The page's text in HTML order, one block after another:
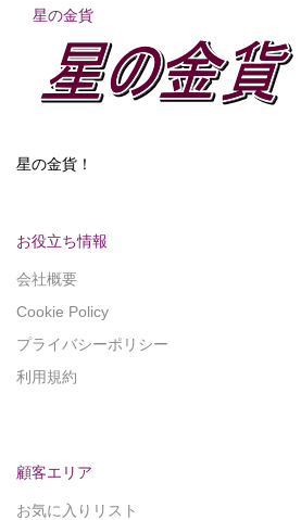
星の金貨
星の金貨！
お役立ち情報
会社概要
Cookie Policy
プライバシーポリシー
利用規約
顧客エリア
お気に入りリスト